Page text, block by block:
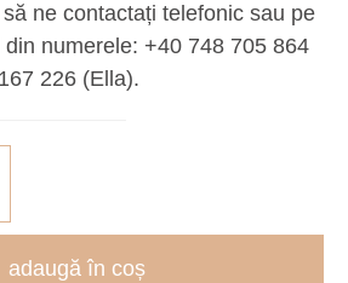
ne contactați telefonic sau pe
numerele: +40 748 705 864
226‬ (Ella).
adaugă în coș